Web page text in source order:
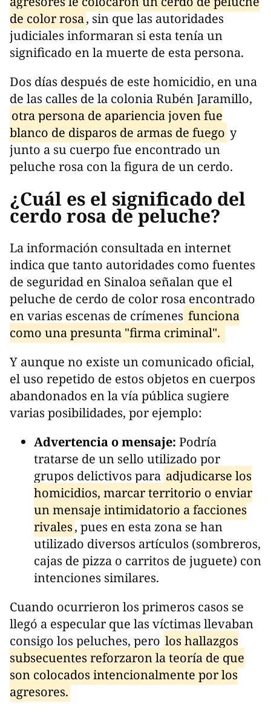
de color rosa, sin que las autoridades
judiciales informaran si esta tenía un
significado en la muerte de esta persona.
Dos días después de este homicidio, en una
de las calles de la colonia Rubén Jaramillo,
otra persona de apariencia joven fue
blanco de disparos de armas de fuego y
junto a su cuerpo fue encontrado un
peluche rosa con la figura de un cerdo.
¿Cuál es el significado del
cerdo rosa de peluche?
La información consultada en internet
indica que tanto autoridades como fuentes
de seguridad en Sinaloa señalan que el
peluche de cerdo de color rosa encontrado
en varias escenas de crímenes funciona
como una presunta "firma criminal".
Y aunque no existe un comunicado oficial,
el uso repetido de estos objetos en cuerpos
abandonados en la vía pública sugiere
varias posibilidades, por ejemplo:
Advertencia o mensaje: Podría
tratarse de un sello utilizado por
grupos delictivos para adjudicarse los
homicidios, marcar territorio o enviar
un mensaje intimidatorio a facciones
rivales, pues en esta zona se han
utilizado diversos artículos (sombreros,
cajas de pizza o carritos de juguete) con
intenciones similares.
Cuando ocurrieron los primeros casos se
llegó a especular que las víctimas llevaban
consigo los peluches, pero los hallazgos
subsecuentes reforzaron la teoría de que
son colocados intencionalmente por los
agresores.